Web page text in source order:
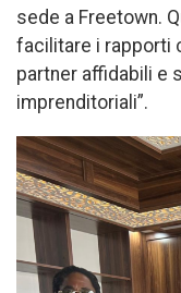
sede a Freetown.
facilitare i rapporti
partner affidabili e
imprenditoriali”.